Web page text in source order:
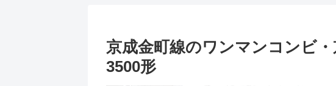
京成金町線のワンマンコンビ
3500形